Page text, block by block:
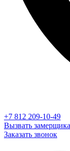
+7 812 209-10-49
Вызвать замерщика
Заказать звонок